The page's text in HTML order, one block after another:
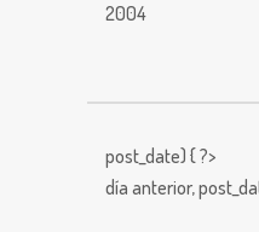
2004
post_date) { ?>
día anterior,